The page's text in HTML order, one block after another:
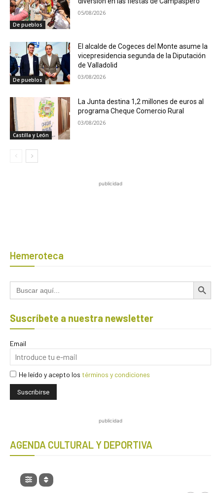
De pueblos
05/08/2026
De pueblos
El alcalde de Cogeces del Monte asume la
vicepresidencia segunda de la Diputación
de Valladolid
03/08/2026
Castilla y León
La Junta destina 1,2 millones de euros al
programa Cheque Comercio Rural
03/08/2026
publicidad
Hemeroteca
Buscar: Botón de
Suscríbete a nuestra newsletter
Email
He leído y acepto los términos y condiciones
publicidad
AGENDA CULTURAL Y DEPORTIVA